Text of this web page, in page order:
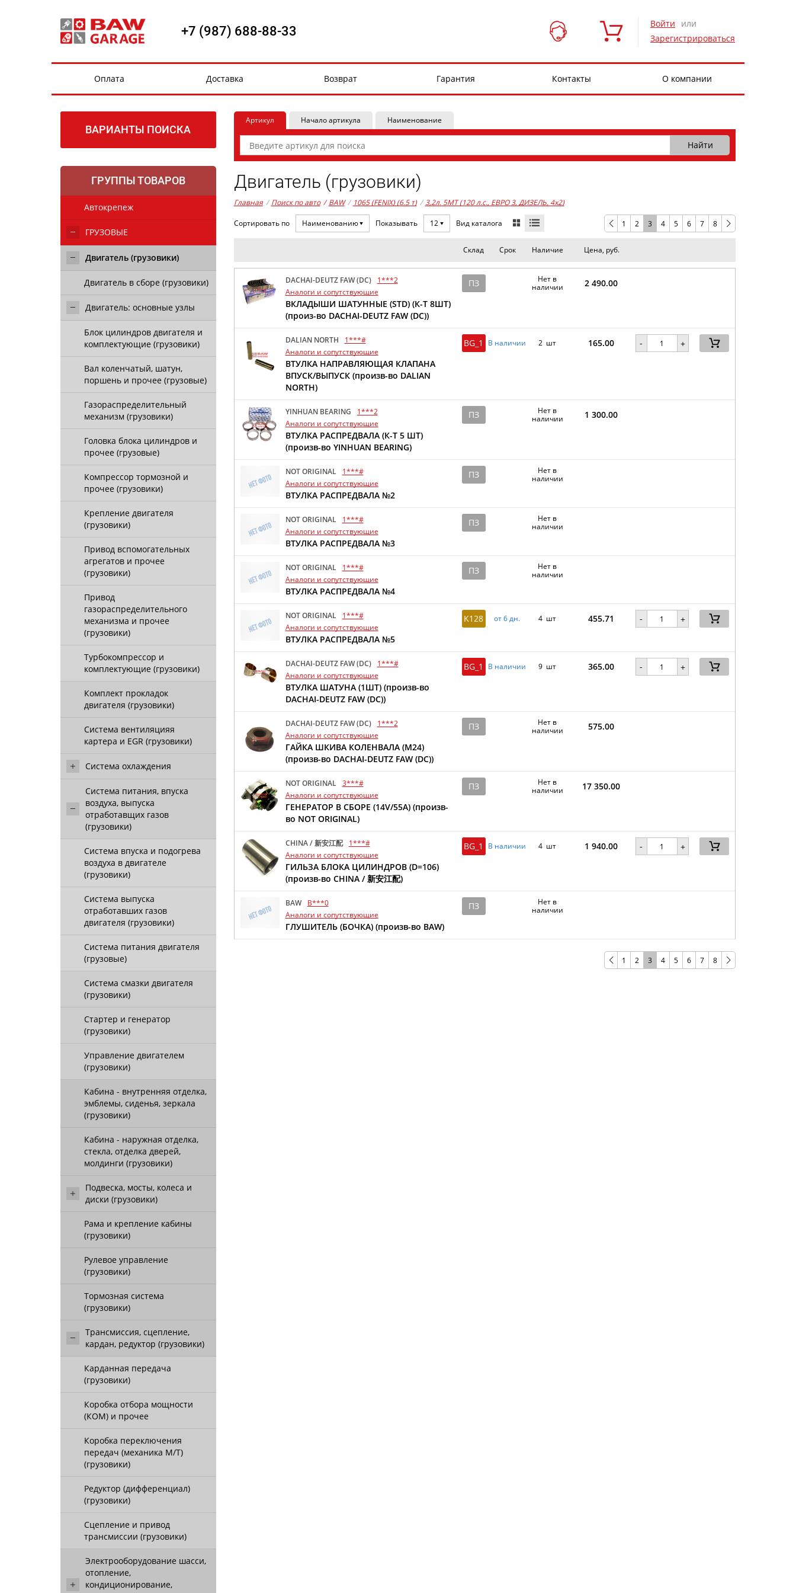
+7 (987) 688-88-33 Войти
или
Зарегистрироваться
Оплата Доставка Возврат Гарантия Контакты О компании
ВАРИАНТЫ ПОИСКА
ГРУППЫ ТОВАРОВ
Автокрепеж
ГРУЗОВЫЕ
Двигатель (грузовики)
Двигатель в сборе (грузовики)
Двигатель: основные узлы
Блок цилиндров двигателя и
комплектующие (грузовики)
Вал коленчатый, шатун,
поршень и прочее (грузовые)
Газораспределительный
механизм (грузовики)
Головка блока цилиндров и
прочее (грузовые)
Компрессор тормозной и
прочее (грузовики)
Крепление двигателя
(грузовики)
Привод вспомогательных
агрегатов и прочее
(грузовики)
Привод
газораспределительного
механизма и прочее
(грузовики)
Турбокомпрессор и
комплектующие (грузовики)
Комплект прокладок
двигателя (грузовики)
Система вентиляцияя
картера и EGR (грузовики)
Система охлаждения
Система питания, впуска
воздуха, выпуска
отработавщих газов
(грузовики)
Система впуска и подогрева
воздуха в двигателе
(грузовики)
Система выпуска
отработавших газов
двигателя (грузовики)
Система питания двигателя
(грузовые)
Система смазки двигателя
(грузовики)
Стартер и генератор
(грузовики)
Управление двигателем
(грузовики)
Кабина - внутренняя отделка,
эмблемы, сиденья, зеркала
(грузовики)
Кабина - наружная отделка,
стекла, отделка дверей,
молдинги (грузовики)
Подвеска, мосты, колеса и
диски (грузовики)
Рама и крепление кабины
(грузовики)
Рулевое управление
(грузовики)
Тормозная система
(грузовики)
Трансмиссия, сцепление,
кардан, редуктор (грузовики)
Карданная передача
(грузовики)
Коробка отбора мощности
(КОМ) и прочее
Коробка переключения
передач (механика М/Т)
(грузовики)
Редуктор (дифференциал)
(грузовики)
Сцепление и привод
трансмиссии (грузовики)
Электрооборудование шасси,
отопление,
кондиционирование,
Артикул Начало артикула Наименование
Двигатель (грузовики)
Главная / Поиск по авто / BAW / 1065 (FENIX) (6.5 т) / 3,2л. 5MT (120 л.с., ЕВРО 3, ДИЗЕЛЬ, 4x2)
Сортировать по Наименованию Показывать 12 Вид каталога 1 2 3 4 5 6 7 8
Склад Срок Наличие Цена, руб.
DACHAI-DEUTZ FAW (DC)
1***2
Аналоги и сопутствующие
ВКЛАДЫШИ ШАТУННЫЕ (STD) (К-Т 8ШТ)
(произ-во DACHAI-DEUTZ FAW (DC))
ПЗ
Нет в
наличии
2 490.00
DALIAN NORTH
1***#
Аналоги и сопутствующие
ВТУЛКА НАПРАВЛЯЮЩАЯ КЛАПАНА
ВПУСК/ВЫПУСК (произв-во DALIAN
NORTH)
BG_1 В наличии 2 шт 165.00 - +
YINHUAN BEARING
1***2
Аналоги и сопутствующие
ВТУЛКА РАСПРЕДВАЛА (К-Т 5 ШТ)
(произв-во YINHUAN BEARING)
ПЗ
Нет в
наличии
1 300.00
NOT ORIGINAL
1***#
Аналоги и сопутствующие
ВТУЛКА РАСПРЕДВАЛА №2
ПЗ
Нет в
наличии
NOT ORIGINAL
1***#
Аналоги и сопутствующие
ВТУЛКА РАСПРЕДВАЛА №3
ПЗ
Нет в
наличии
NOT ORIGINAL
1***#
Аналоги и сопутствующие
ВТУЛКА РАСПРЕДВАЛА №4
ПЗ
Нет в
наличии
NOT ORIGINAL
1***#
Аналоги и сопутствующие
ВТУЛКА РАСПРЕДВАЛА №5
K128 от 6 дн. 4 шт 455.71 - +
DACHAI-DEUTZ FAW (DC)
1***#
Аналоги и сопутствующие
ВТУЛКА ШАТУНА (1ШТ) (произв-во
DACHAI-DEUTZ FAW (DC))
BG_1 В наличии 9 шт 365.00 - +
DACHAI-DEUTZ FAW (DC)
1***2
Аналоги и сопутствующие
ГАЙКА ШКИВА КОЛЕНВАЛА (M24)
(произв-во DACHAI-DEUTZ FAW (DC))
ПЗ
Нет в
наличии
575.00
NOT ORIGINAL
3***#
Аналоги и сопутствующие
ГЕНЕРАТОР В СБОРЕ (14V/55A) (произв-
во NOT ORIGINAL)
ПЗ
Нет в
наличии
17 350.00
CHINA / 新安江配
1***#
Аналоги и сопутствующие
ГИЛЬЗА БЛОКА ЦИЛИНДРОВ (D=106)
(произв-во CHINA / 新安江配)
BG_1 В наличии 4 шт 1 940.00 - +
BAW
B***0
Аналоги и сопутствующие
ГЛУШИТЕЛЬ (БОЧКА) (произв-во BAW)
ПЗ
Нет в
наличии
1 2 3 4 5 6 7 8